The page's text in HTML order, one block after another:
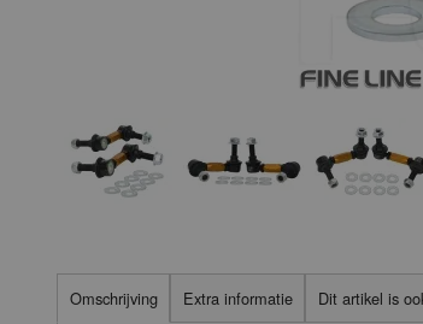
Omschrijving Extra informatie Dit artikel is